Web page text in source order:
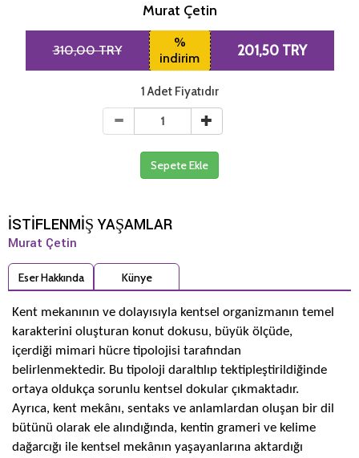
Murat Çetin
310,00 TRY
%
indirim
201,50 TRY
1 Adet Fiyatıdır
Sepete Ekle
İSTİFLENMİŞ YAŞAMLAR
Murat Çetin
Eser Hakkında Künye
Kent mekanının ve dolayısıyla kentsel organizmanın temel
karakterini oluşturan konut dokusu, büyük ölçüde,
içerdiği mimari hücre tipolojisi tarafından
belirlenmektedir. Bu tipoloji daraltılıp tektipleştirildiğinde
ortaya oldukça sorunlu kentsel dokular çıkmaktadır.
Ayrıca, kent mekânı, sentaks ve anlamlardan oluşan bir dil
bütünü olarak ele alındığında, kentin grameri ve kelime
dağarcığı ile kentsel mekânın yaşayanlarına aktardığı